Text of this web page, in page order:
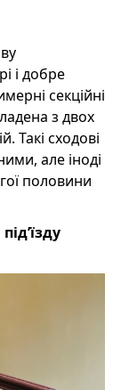
і добре
секційні
з двох
Такі сходові
але іноді
половини